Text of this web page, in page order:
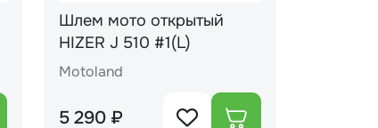
Шлем мото открытый
HIZER J 510 #1(L)
Motoland
5 290 ₽